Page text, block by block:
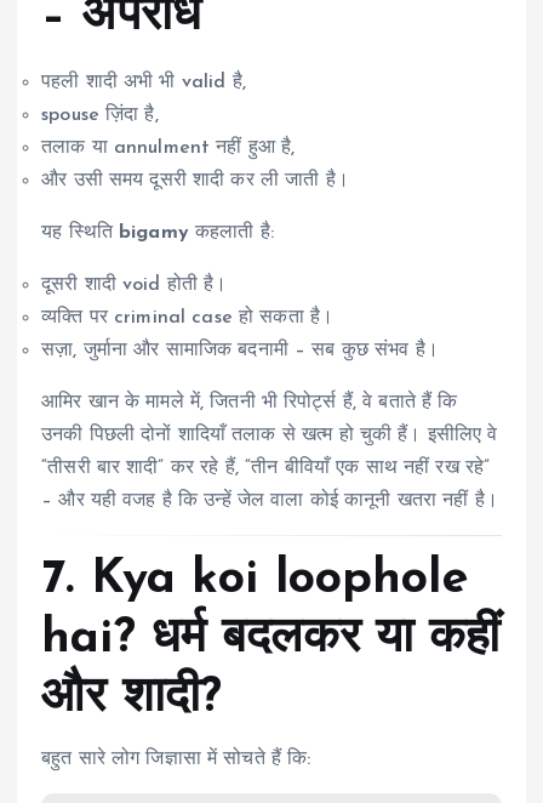
– अपराध
पहली शादी अभी भी valid है,
spouse ज़िंदा है,
तलाक या annulment नहीं हुआ है,
और उसी समय दूसरी शादी कर ली जाती है।
यह स्थिति bigamyकहलाती है:
दूसरी शादी void होती है।
व्यक्ति पर criminal case हो सकता है।
सज़ा, जुर्माना और सामाजिक बदनामी – सब कुछ संभव है।
आमिर खान के मामले में, जितनी भी रिपोर्ट्स हैं, वे बताते हैं कि
उनकी पिछली दोनों शादियाँ तलाक से खत्म हो चुकी हैं। इसीलिए वे
“तीसरी बार शादी” कर रहे हैं, “तीन बीवियाँ एक साथ नहीं रख रहे”
– और यही वजह है कि उन्हें जेल वाला कोई कानूनी खतरा नहीं है।
7. Kya koi loophole
hai? धर्म बदलकर या कहीं
और शादी?
बहुत सारे लोग जिज्ञासा में सोचते हैं कि: